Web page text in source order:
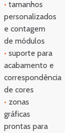
• tamanhos
personalizados
e contagem
de módulos
• suporte para
acabamento e
correspondência
de cores
• zonas
gráficas
prontas para